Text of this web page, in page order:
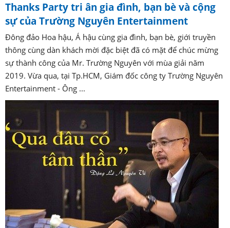
Thanks Party tri ân gia đình, bạn bè và cộng
sự của Trường Nguyên Entertainment
Đông đảo Hoa hậu, Á hậu cùng gia đình, bạn bè, giới truyền
thông cùng dàn khách mời đặc biệt đã có mặt để chúc mừng
sự thành công của Mr. Trường Nguyên với mùa giải năm
2019. Vừa qua, tại Tp.HCM, Giám đốc công ty Trường Nguyên
Entertainment - Ông ...